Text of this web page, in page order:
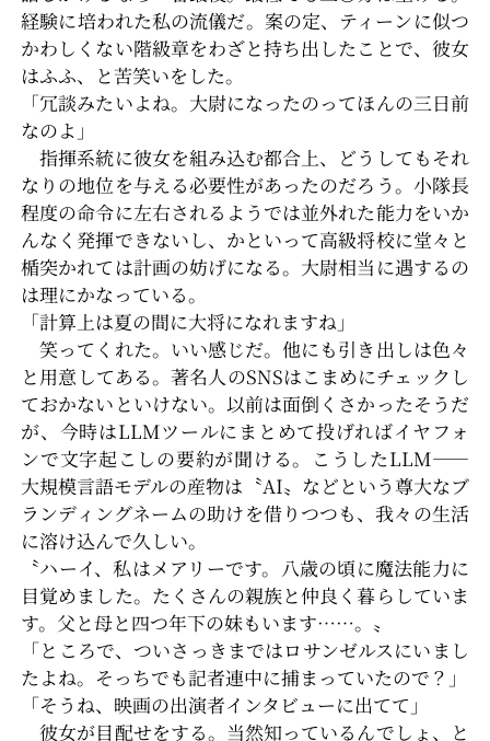
経験に培われた私の流儀だ。案の定、ティーンに似つ
かわしくない階級章をわざと持ち出したことで、彼女
はふふ、と苦笑いをした。
「冗談みたいよね。大尉になったのってほんの三日前
なのよ」
指揮系統に彼女を組み込む都合上、どうしてもそれ
なりの地位を与える必要性があったのだろう。小隊長
程度の命令に左右されるようでは並外れた能力をいか
んなく発揮できないし、かといって高級将校に堂々と
楯突かれては計画の妨げになる。大尉相当に遇するの
は理にかなっている。
「計算上は夏の間に大将になれますね」
笑ってくれた。いい感じだ。他にも引き出しは色々
と用意してある。著名人のSNSはこまめにチェックし
ておかないといけない。以前は面倒くさかったそうだ
が、今時はLLMツールにまとめて投げればイヤフォ
ンで文字起こしの要約が聞ける。こうしたLLM――
大規模言語モデルの産物は〝AI〟などという尊大なブ
ランディングネームの助けを借りつつも、我々の生活
に溶け込んで久しい。
〝ハーイ、私はメアリーです。八歳の頃に魔法能力に
目覚めました。たくさんの親族と仲良く暮らしていま
す。父と母と四つ年下の妹もいます……。〟
「ところで、ついさっきまではロサンゼルスにいまし
たよね。そっちでも記者連中に捕まっていたので？」
「そうね、映画の出演者インタビューに出てて」
彼女が目配せをする。当然知っているんでしょ、と